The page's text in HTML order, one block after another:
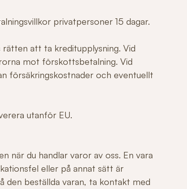
privatpersoner 15 dagar.
att ta kreditupplysning. Vid
mot förskottsbetalning. Vid
försäkringskostnader och eventuellt
utanför EU.
när du handlar varor av oss. En vara
eller på annat sätt är
den beställda varan, ta kontakt med